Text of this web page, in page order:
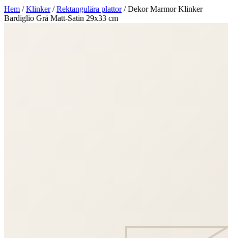
Hem /Klinker/Rektangulära plattor/Dekor Marmor Klinker
Bardiglio Grå Matt-Satin 29x33 cm